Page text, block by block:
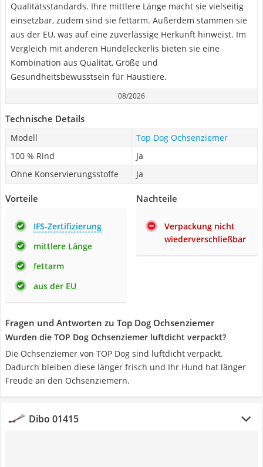
Qualitätsstandards. Ihre mittlere Länge macht sie vielseitig
einsetzbar, zudem sind sie fettarm. Außerdem stammen sie
aus der EU, was auf eine zuverlässige Herkunft hinweist. Im
Vergleich mit anderen Hundeleckerlis bieten sie eine
Kombination aus Qualität, Größe und
Gesundheitsbewusstsein für Haustiere.
08/2026
Technische Details
Modell
Top Dog Ochsenziemer
100 % Rind
Ja
Ohne Konservierungsstoffe
Ja
Vorteile
IFS-Zertifizierung
mittlere Länge
fettarm
aus der EU
Nachteile
Verpackung nicht
wiederverschließbar
Fragen und Antworten zu Top Dog Ochsenziemer
Wurden die TOP Dog Ochsenziemer luftdicht verpackt?
Die Ochsenziemer von TOP Dog sind luftdicht verpackt.
Dadurch bleiben diese länger frisch und Ihr Hund hat länger
Freude an den Ochsenziemern.
Dibo 01415